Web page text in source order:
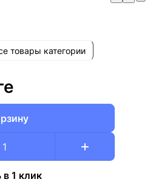
товары категории
в 1 клик